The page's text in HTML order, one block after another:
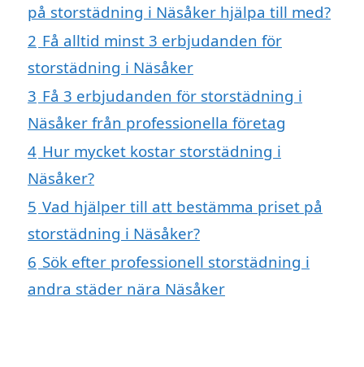
på storstädning i Näsåker hjälpa till med?
2 Få alltid minst 3 erbjudanden för
storstädning i Näsåker
3 Få 3 erbjudanden för storstädning i
Näsåker från professionella företag
4 Hur mycket kostar storstädning i
Näsåker?
5 Vad hjälper till att bestämma priset på
storstädning i Näsåker?
6 Sök efter professionell storstädning i
andra städer nära Näsåker